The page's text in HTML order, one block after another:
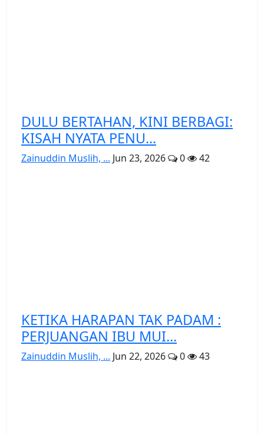
DULU BERTAHAN, KINI BERBAGI:
KISAH NYATA PENU...
Zainuddin Muslih, ... Jun 23, 2026 0 42
KETIKA HARAPAN TAK PADAM :
PERJUANGAN IBU MUI...
Zainuddin Muslih, ... Jun 22, 2026 0 43